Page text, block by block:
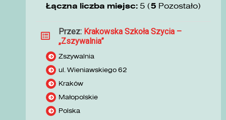
Łączna liczba miejsc: 5 (5 Pozostało)
Przez: Krakowska Szkoła Szycia –
„Zszywalnia”
Zszywalnia
ul. Wieniawskiego 62
Kraków
Małopolskie
Polska